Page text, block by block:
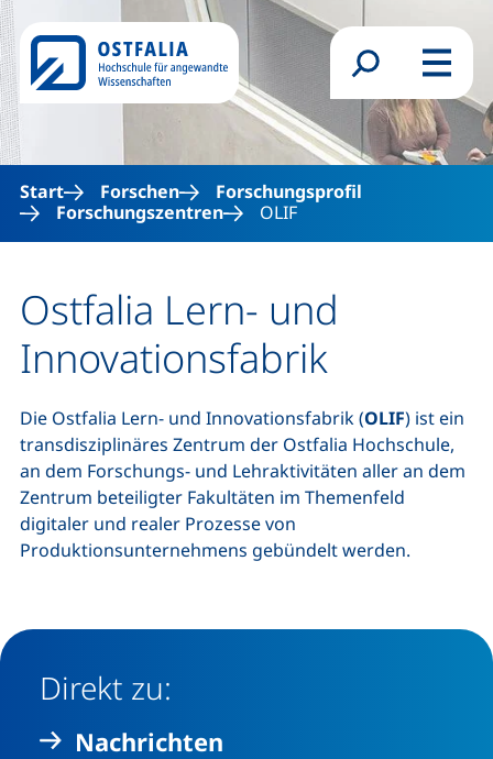
Direkt zum Inhalt
Suchformular
Menü
Start Forschen
Forschungsprofil
Forschungszentren
OLIF
Ostfalia Lern- und
Innovationsfabrik
Die Ostfalia Lern- und Innovationsfabrik (OLIF) ist ein
transdisziplinäres Zentrum der Ostfalia Hochschule,
an dem Forschungs- und Lehraktivitäten aller an dem
Zentrum beteiligter Fakultäten im Themenfeld
digitaler und realer Prozesse von
Produktionsunternehmens gebündelt werden.
Direkt zu:
Nachrichten